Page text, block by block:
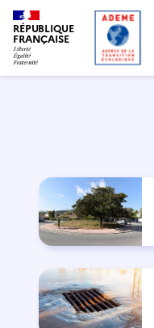
RÉPUBLIQUE
FRANÇAISE